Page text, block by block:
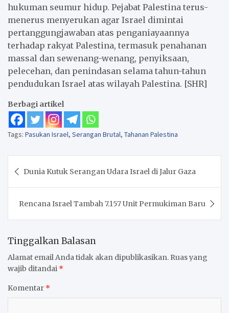
hukuman seumur hidup. Pejabat Palestina terus-
menerus menyerukan agar Israel dimintai
pertanggungjawaban atas penganiayaannya
terhadap rakyat Palestina, termasuk penahanan
massal dan sewenang-wenang, penyiksaan,
pelecehan, dan penindasan selama tahun-tahun
pendudukan Israel atas wilayah Palestina. [SHR]
Berbagi artikel
Tags: Pasukan Israel, Serangan Brutal, Tahanan Palestina
posDunia Kutuk Serangan Udara Israel di Jalur Gaza
Rencana Israel Tambah 7.157 Unit Permukiman Baru
Tinggalkan Balasan
Alamat email Anda tidak akan dipublikasikan. Ruas yang
wajib ditandai *
Komentar *